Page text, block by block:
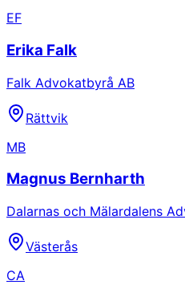
EF
Erika Falk
Falk Advokatbyrå AB
Rättvik
MB
Magnus Bernharth
Dalarnas och Mälardalens
Västerås
CA